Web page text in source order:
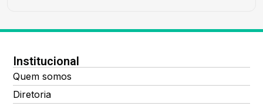
Institucional
Quem somos
Diretoria